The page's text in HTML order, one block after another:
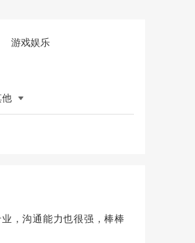
游戏娱乐
他
，沟通能力也很强，棒棒